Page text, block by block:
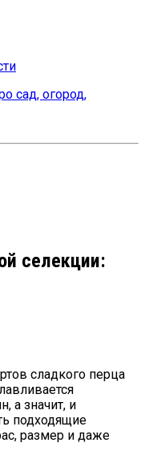
и птицеводство
селекции:
сладкого перца
а значит, и
подходящие
размер и даже